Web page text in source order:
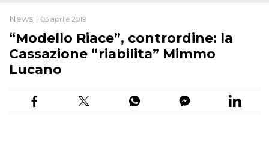
News | 03 aprile 2019
“Modello Riace”, contrordine: la
Cassazione “riabilita” Mimmo
Lucano